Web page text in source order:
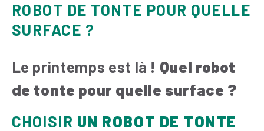
ROBOT DE TONTE POUR QUELLE
SURFACE ?
Le printemps est là ! Quel robot
de tonte pour quelle surface ?
CHOISIR UN ROBOT DE TONTE